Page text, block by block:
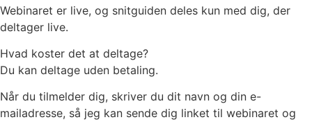
Webinaret er live, og snitguiden deles kun med dig, der
deltager live.
Hvad koster det at deltage?
Du kan deltage uden betaling.
Når du tilmelder dig, skriver du dit navn og din e-
mailadresse, så jeg kan sende dig linket til webinaret og